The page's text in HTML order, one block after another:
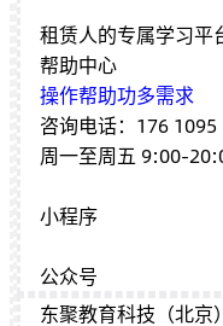
租赁人的专属学习平
帮助中心
操作帮助功多需求
咨询电话：176
周一至周五 9:00-
小程序
公众号
东聚教育科技（北京